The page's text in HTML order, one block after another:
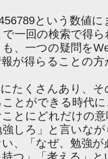
という数値
一回の検索で得
、一つの疑問を
が得らることの
たくさんあり、
とができる時代
とにどれだけの
しろ」と言いな
、「なぜ、勉強